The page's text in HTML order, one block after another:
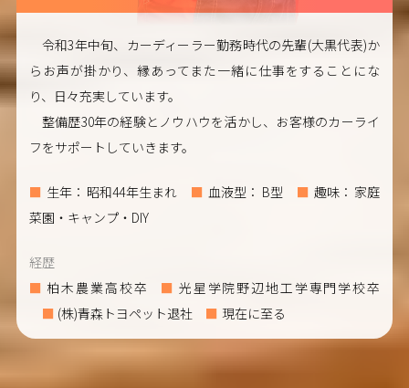
令和3年中旬、カーディーラー勤務時代の先輩(大黒代表)か
らお声が掛かり、縁あってまた一緒に仕事をすることにな
り、日々充実しています。
整備歴30年の経験とノウハウを活かし、お客様のカーライ
フをサポートしていきます。
生年 昭和44年生まれ 血液型 B型 趣味
家庭
菜園・キャンプ・DIY
経歴
柏木農業高校卒
光星学院野辺地工学専門学校卒
(株)青森トヨペット退社
現在に至る